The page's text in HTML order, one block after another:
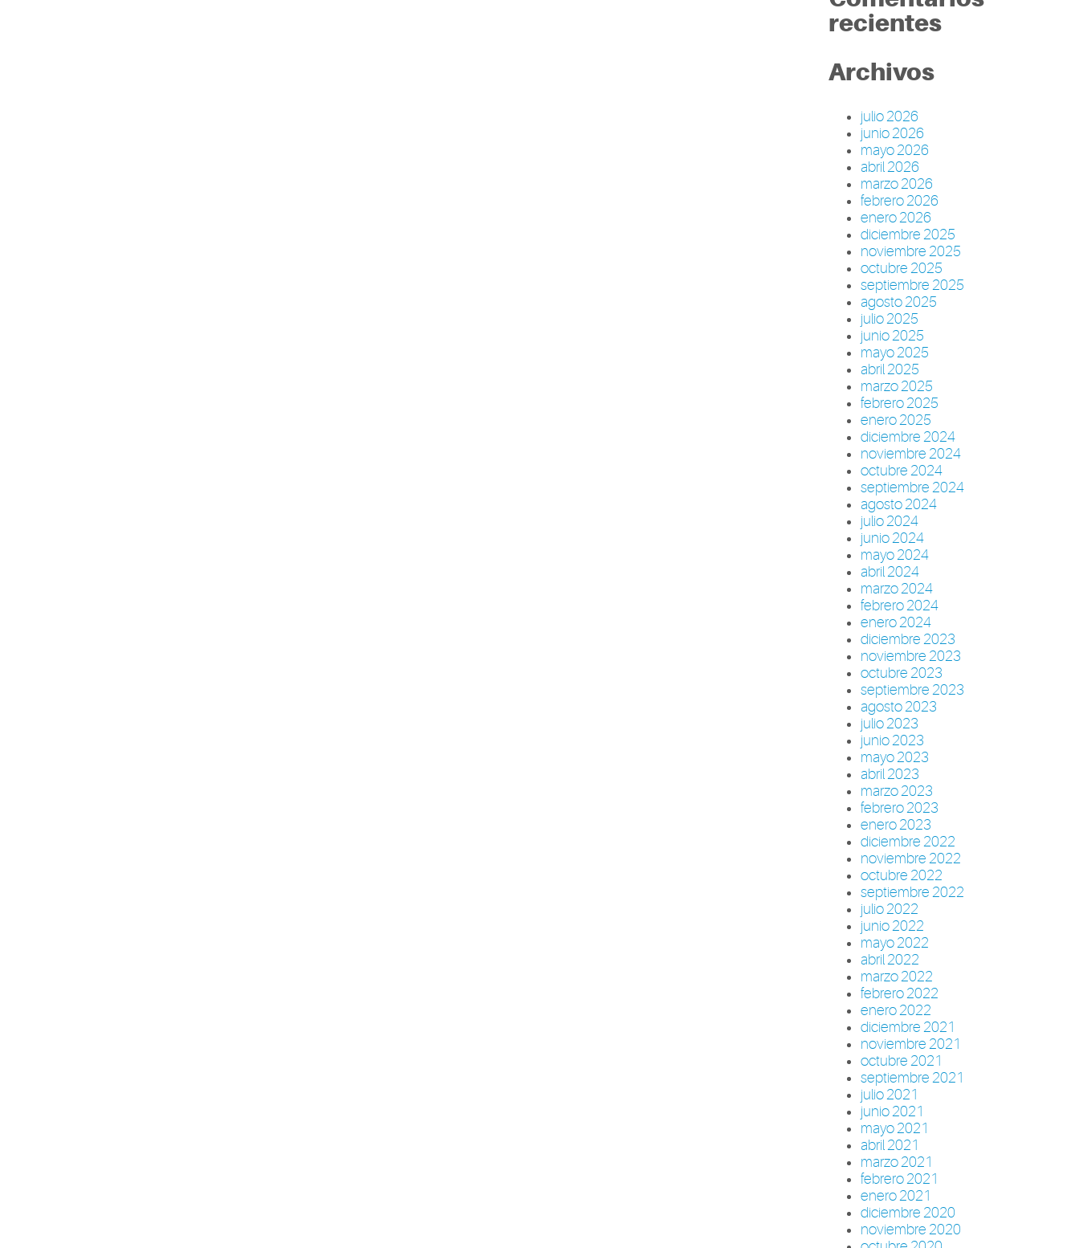
recientes
Archivos
julio 2026
junio 2026
mayo 2026
abril 2026
marzo 2026
febrero 2026
enero 2026
diciembre 2025
noviembre 2025
octubre 2025
septiembre 2025
agosto 2025
julio 2025
junio 2025
mayo 2025
abril 2025
marzo 2025
febrero 2025
enero 2025
diciembre 2024
noviembre 2024
octubre 2024
septiembre 2024
agosto 2024
julio 2024
junio 2024
mayo 2024
abril 2024
marzo 2024
febrero 2024
enero 2024
diciembre 2023
noviembre 2023
octubre 2023
septiembre 2023
agosto 2023
julio 2023
junio 2023
mayo 2023
abril 2023
marzo 2023
febrero 2023
enero 2023
diciembre 2022
noviembre 2022
octubre 2022
septiembre 2022
julio 2022
junio 2022
mayo 2022
abril 2022
marzo 2022
febrero 2022
enero 2022
diciembre 2021
noviembre 2021
octubre 2021
septiembre 2021
julio 2021
junio 2021
mayo 2021
abril 2021
marzo 2021
febrero 2021
enero 2021
diciembre 2020
noviembre 2020